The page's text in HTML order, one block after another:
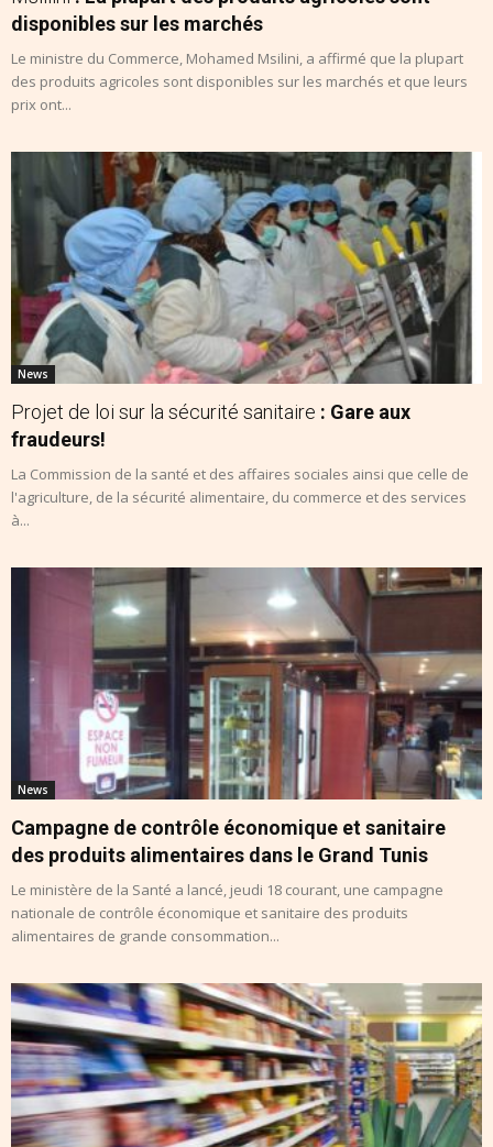
disponibles sur les marchés
Le ministre du Commerce, Mohamed Msilini, a affirmé que la plupart
des produits agricoles sont disponibles sur les marchés et que leurs
prix ont...
News
Projet de loi sur la sécurité sanitaire : Gare aux
fraudeurs!
La Commission de la santé et des affaires sociales ainsi que celle de
l'agriculture, de la sécurité alimentaire, du commerce et des services
à...
News
Campagne de contrôle économique et sanitaire
des produits alimentaires dans le Grand Tunis
Le ministère de la Santé a lancé, jeudi 18 courant, une campagne
nationale de contrôle économique et sanitaire des produits
alimentaires de grande consommation...